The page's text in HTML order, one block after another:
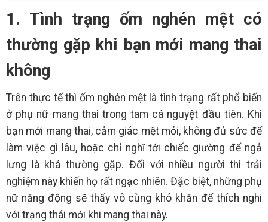
1. Tình trạng ốm nghén mệt có
thường gặp khi bạn mới mang thai
không
Trên thực tế thì ốm nghén mệt là tình trạng rất phổ biến
ở phụ nữ mang thai trong tam cá nguyệt đầu tiên. Khi
bạn mới mang thai, cảm giác mệt mỏi, không đủ sức để
làm việc gì lâu, hoặc chỉ nghĩ tới chiếc giường để ngả
lưng là khá thường gặp. Đối với nhiều người thì trải
nghiệm này khiến họ rất ngạc nhiên. Đặc biệt, những phụ
nữ năng động sẽ thấy vô cùng khó khăn để thích nghi
với trạng thái mới khi mang thai này.